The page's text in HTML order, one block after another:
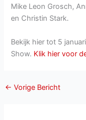
Mike Leon Grosch,
en Christin Stark.
Bekijk hier tot 5
Show. Klik hier voor
← Vorige Bericht